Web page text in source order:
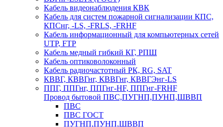
Кабель видеонаблюдения КВК
Кабель для систем пожарной сигнализации КПС,
КПСнг, -LS, -FRLS, -FRHF
Кабель информационный для компьютерных сетей
UTP, FTP
Кабель медный гибкий КГ, РПШ
Кабель оптиковолоконный
Кабель радиочастотный РК, RG, SAT
КВВГ, КВВГнг, КВВГнг, КВВГЭнг-LS
ППГ, ППГнг, ППГнг-HF, ППГнг-FRHF
Провод бытовой ПВС,ПУГНП,ПУНП,ШВВП
ПВС
ПВС ГОСТ
ПУГНП,ПУНП,ШВВП